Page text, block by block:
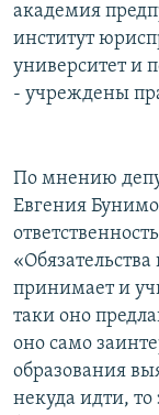
академия
институт
университет и
- учреждены
По мнению
Евгения
«Обязательства
принимает и
таки оно
оно само
образования
некуда идти, то